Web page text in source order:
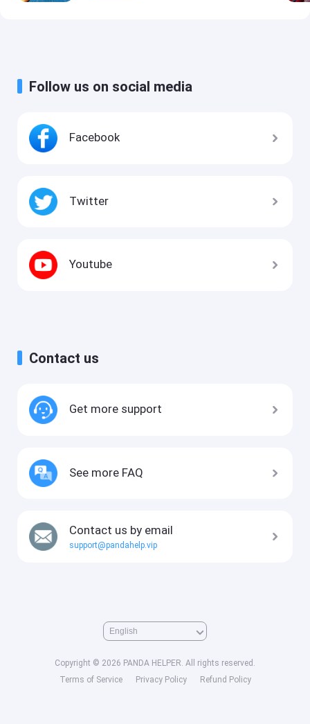
Follow us on social media
Facebook
Twitter
Youtube
Contact us
Get more support
See more FAQ
Contact us by email
support@pandahelp.vip
Copyright © 2026 PANDA HELPER. All rights reserved.
Terms of Service
Privacy Policy Refund Policy